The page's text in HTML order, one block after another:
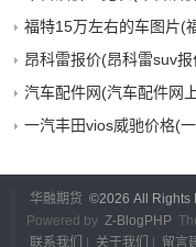
福特15万左右的车图片(
昂科雷报价(昂科雷suv报
汽车配件网(汽车配件网
一汽丰田vios威驰价格(
华融期货 ©2026 All Rights
Powered by Z-BlogPHP
联系我们
关于我们 留言